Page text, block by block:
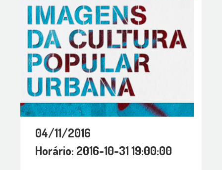
04/11/2016
Horário: 2016-10-31 19:00:00